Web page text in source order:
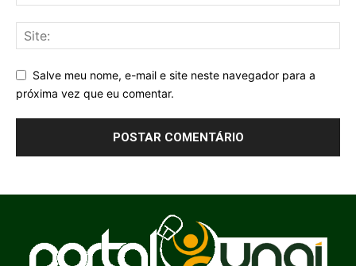
Salve meu nome, e-mail e site neste navegador para a
próxima vez que eu comentar.